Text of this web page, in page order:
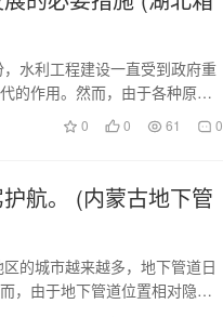
水利工程建设一直受到政府重
的作用。然而，由于各种原
0 0 61 0
航。 (内蒙古地下管
的城市越来越多，地下管道日
，由于地下管道位置相对隐